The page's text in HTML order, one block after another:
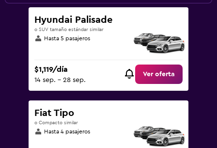
Hyundai Palisade
o SUV tamaño estándar similar
Hasta 5 pasajeros
$1,119/día
14 sep. - 28 sep.
Ver oferta
Fiat Tipo
o Compacto similar
Hasta 4 pasajeros